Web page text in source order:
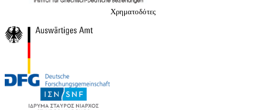
Χρηματοδότες